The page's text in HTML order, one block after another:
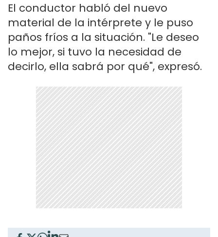
El conductor habló del nuevo
material de la intérprete y le puso
paños fríos a la situación. "Le deseo
lo mejor, si tuvo la necesidad de
decirlo, ella sabrá por qué", expresó.